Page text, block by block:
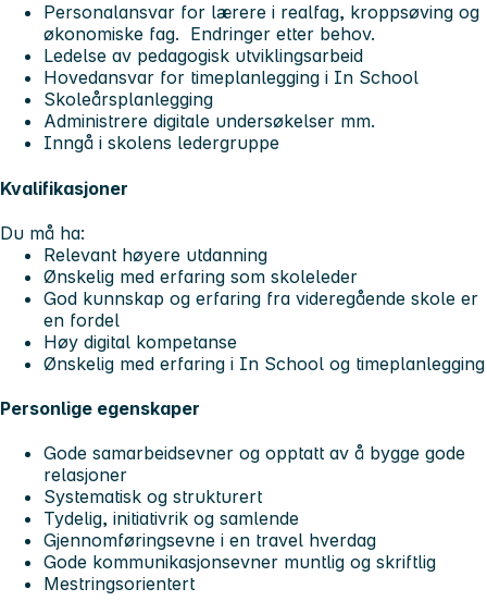
Personalansvar for lærere i realfag, kroppsøving og
økonomiske fag. Endringer etter behov.
Ledelse av pedagogisk utviklingsarbeid
Hovedansvar for timeplanlegging i In School
Skoleårsplanlegging
Administrere digitale undersøkelser mm.
Inngå i skolens ledergruppe
Kvalifikasjoner
Du må ha:
Relevant høyere utdanning
Ønskelig med erfaring som skoleleder
God kunnskap og erfaring fra videregående skole er
en fordel
Høy digital kompetanse
Ønskelig med erfaring i In School og timeplanlegging
Personlige egenskaper
Gode samarbeidsevner og opptatt av å bygge gode
relasjoner
Systematisk og strukturert
Tydelig, initiativrik og samlende
Gjennomføringsevne i en travel hverdag
Gode kommunikasjonsevner muntlig og skriftlig
Mestringsorientert